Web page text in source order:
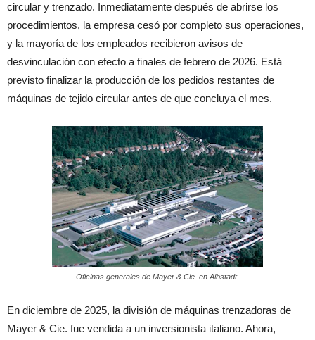
circular y trenzado. Inmediatamente después de abrirse los
procedimientos, la empresa cesó por completo sus operaciones,
y la mayoría de los empleados recibieron avisos de
desvinculación con efecto a finales de febrero de 2026. Está
previsto finalizar la producción de los pedidos restantes de
máquinas de tejido circular antes de que concluya el mes.
Oficinas generales de Mayer & Cie. en Albstadt.
En diciembre de 2025, la división de máquinas trenzadoras de
Mayer & Cie. fue vendida a un inversionista italiano. Ahora,